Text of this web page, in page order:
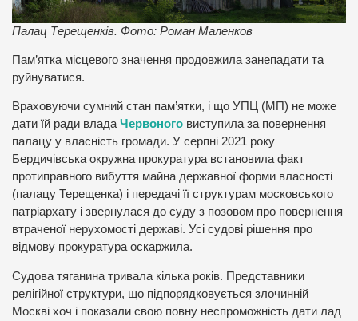
Палац Терещенків. Фото: Роман Маленков
Пам’ятка місцевого значення продовжила занепадати та
руйнуватися.
Враховуючи сумний стан пам’ятки, і що УПЦ (МП) не може
дати їй ради владаЧервоного виступила за повернення
палацу у власність громади. У серпні 2021 року
Бердичівська окружна прокуратура встановила факт
протиправного вибуття майна державної форми власності
(палацу Терещенка) і передачі її структурам московського
патріархату і звернулася до суду з позовом про повернення
втраченої нерухомості державі. Усі судові рішення про
відмову прокуратура оскаржила.
Судова тяганина тривала кілька років. Представники
релігійної структури, що підпорядковується злочинній
Москві хоч і показали свою повну неспроможність дати лад